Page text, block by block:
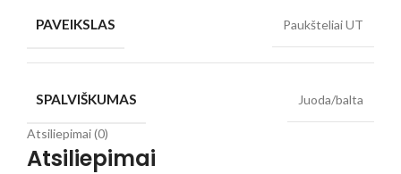
PAVEIKSLAS Paukšteliai UT
SPALVIŠKUMAS Juoda/balta
Atsiliepimai (0)
Atsiliepimai